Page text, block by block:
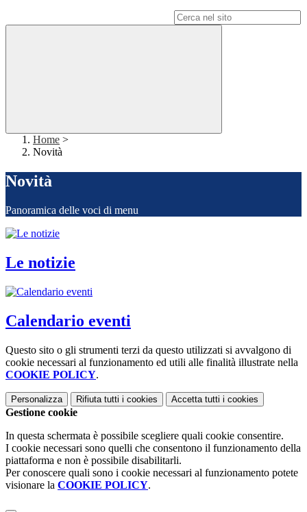
Home >
Novità
Novità
Panoramica delle voci di menu
Le notizie
Calendario eventi
Questo sito o gli strumenti terzi da questo utilizzati si avvalgono di
cookie necessari al funzionamento ed utili alle finalità illustrate nella
COOKIE POLICY.
Personalizza Rifiuta tutti i cookies Accetta tutti i cookies
Gestione cookie
In questa schermata è possibile scegliere quali cookie consentire.
I cookie necessari sono quelli che consentono il funzionamento della
piattaforma e non è possibile disabilitarli.
Per conoscere quali sono i cookie necessari al funzionamento potete
visionare la COOKIE POLICY.